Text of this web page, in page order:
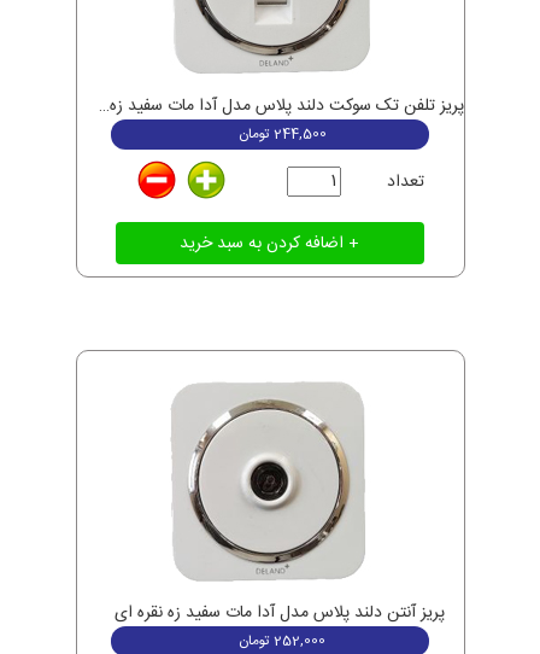
پریز تلفن تک سوکت دلند پلاس مدل آدا مات سفید زه نقره ای
244,500 تومان
تعداد
پریز آنتن دلند پلاس مدل آدا مات سفید زه نقره ای
252,000 تومان